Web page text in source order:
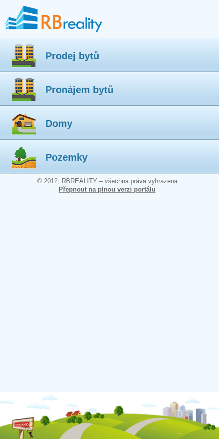
Prodej bytů
Pronájem bytů
Domy
Pozemky
© 2012, RBREALITY – všechna práva vyhrazena
Přepnout na plnou verzi portálu